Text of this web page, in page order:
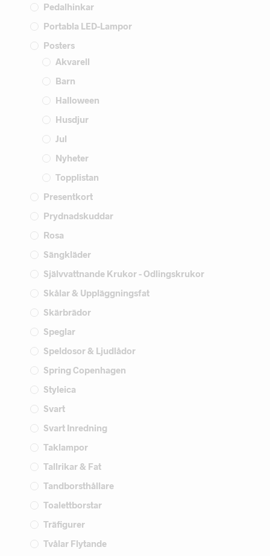
Pedalhinkar
Portabla LED-Lampor
Posters
Akvarell
Barn
Halloween
Husdjur
Jul
Nyheter
Topplistan
Presentkort
Prydnadskuddar
Rosa
Sängkläder
Självvattnande Krukor - Odlingskrukor
Skålar & Uppläggningsfat
Skärbrädor
Speglar
Speldosor & Ljudlådor
Spring Copenhagen
Styleica
Svart
Svart Inredning
Taklampor
Tallrikar & Fat
Tandborsthållare
Toalettborstar
Träfigurer
Tvålar Flytande